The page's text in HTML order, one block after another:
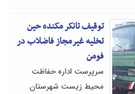
توقیف تانکر مکنده حین
تخلیه غیرمجاز فاضلاب در
فومن
سرپرست اداره حفاظت
محیط زیست شهرستان